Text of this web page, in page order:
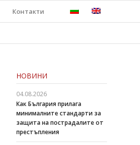
Контакти
НОВИНИ
04.08.2026
Как България прилага
минималните стандарти за
защита на пострадалите от
престъпления